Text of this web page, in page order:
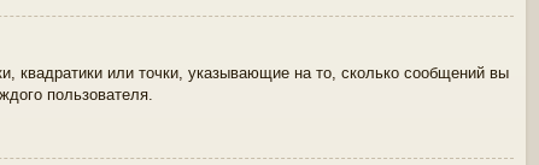
квадратики или точки, указывающие на то, сколько сообщений вы
пользователя.